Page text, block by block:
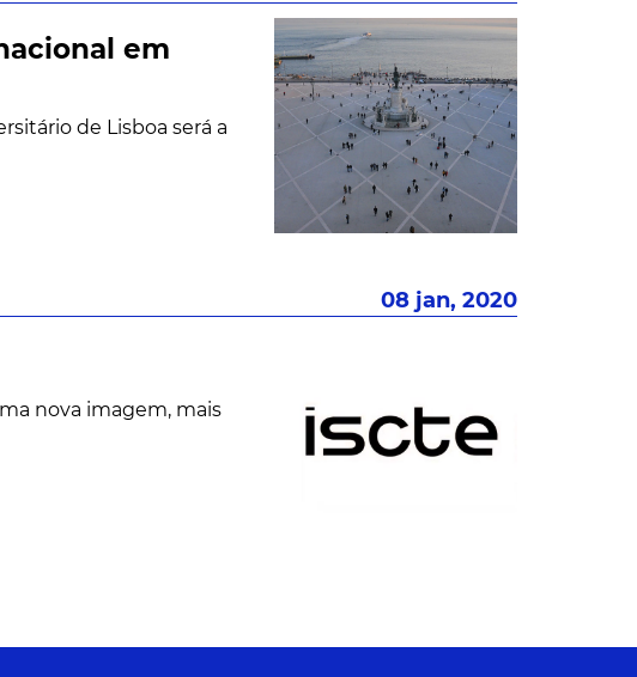
em
de Lisboa será a
08 jan, 2020
nova imagem, mais